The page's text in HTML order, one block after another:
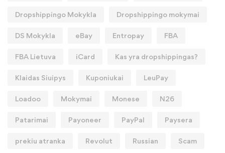
Dropshippingo Mokykla Dropshippingo mokymai
DS Mokykla eBay Entropay FBA
FBA Lietuva iCard Kas yra dropshippingas?
Klaidas Siuipys Kuponiukai LeuPay
Loadoo Mokymai Monese N26
Patarimai Payoneer PayPal Paysera
prekiu atranka Revolut Russian Scam